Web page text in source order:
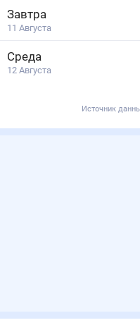
Завтра
11 Августа
Среда
12 Августа
Источник